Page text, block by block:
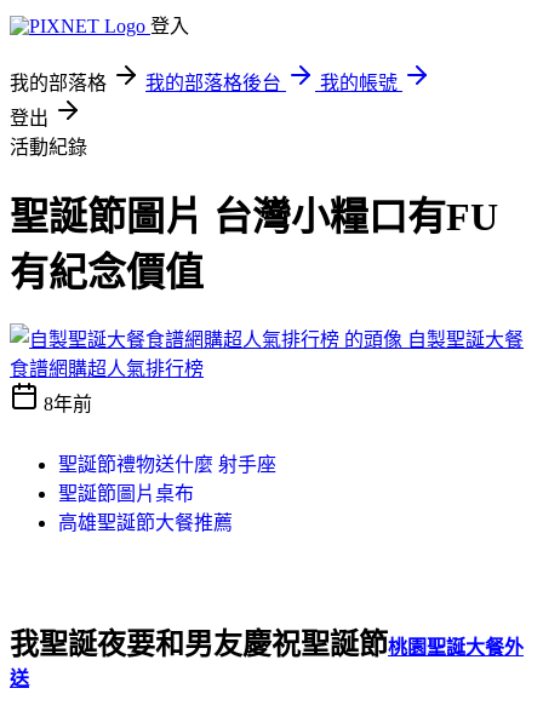
登入
我的部落格 我的部落格後台
我的帳號
登出
活動紀錄
聖誕節圖片 台灣小糧口有FU
有紀念價值
自製聖誕大餐
食譜網購超人氣排行榜
8年前
聖誕節禮物送什麼 射手座
聖誕節圖片桌布
高雄聖誕節大餐推薦
我聖誕夜要和男友慶祝聖誕節桃園聖誕大餐外
送